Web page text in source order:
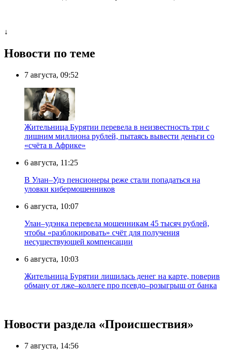
↓
Новости по теме
7 августа, 09:52
Жительница Бурятии перевела в неизвестность три с
лишним миллиона рублей, пытаясь вывести деньги со
«счёта в Африке»
6 августа, 11:25
В Улан–Удэ пенсионеры реже стали попадаться на
уловки кибермошенников
6 августа, 10:07
Улан–удэнка перевела мошенникам 45 тысяч рублей,
чтобы «разблокировать» счёт для получения
несуществующей компенсации
6 августа, 10:03
Жительница Бурятии лишилась денег на карте, поверив
обману от лже–коллеге про псевдо–розыгрыш от банка
Новости раздела «Происшествия»
7 августа, 14:56